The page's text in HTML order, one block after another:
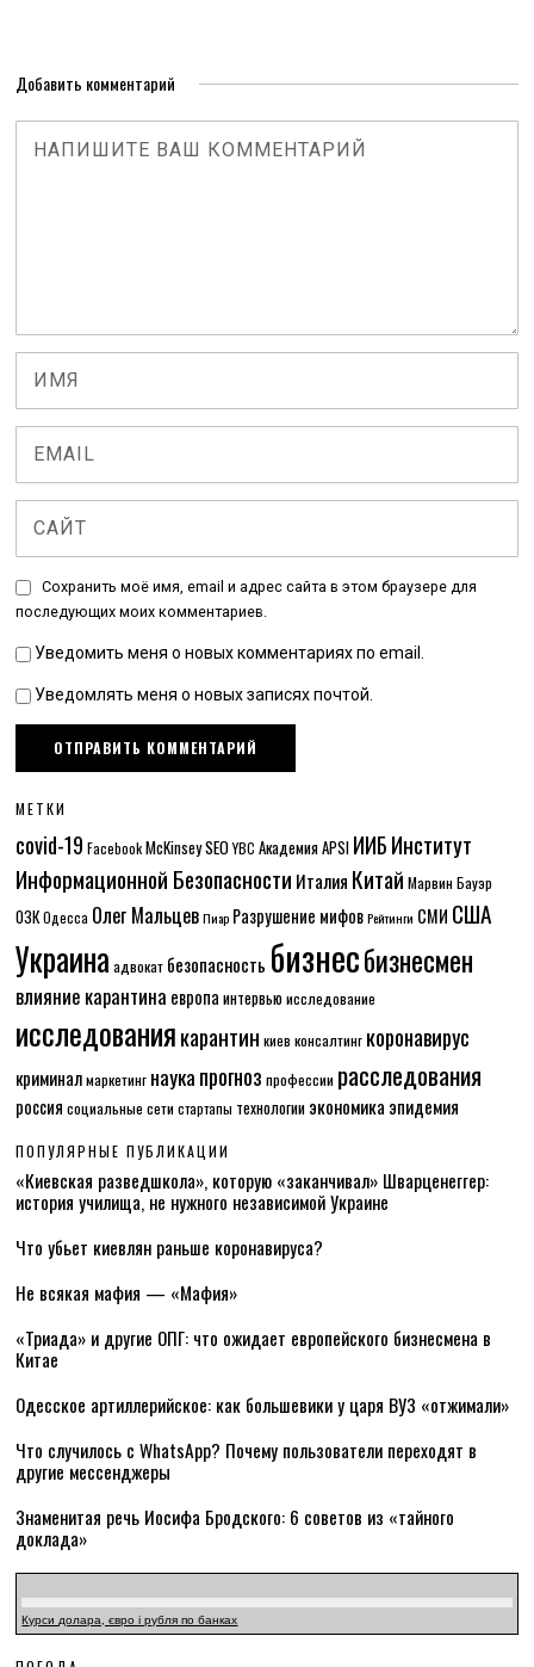
Добавить комментарий
Сохранить моё имя, email и адрес сайта в этом браузере для
последующих моих комментариев.
Уведомить меня о новых комментариях по email.
Уведомлять меня о новых записях почтой.
МЕТКИ
covid-19 Facebook McKinseySEO YBC Академия APSI ИИБИнститут
Информационной Безопасности Италия Китай Марвин Бауэр
ОЗК Одесса Олег Мальцев Пиар Разрушение мифов Рейтинги СМИ США
Украина адвокат безопасность бизнесбизнесмен
влияние карантина европа интервьюисследование
исследованиякарантин киев консалтинг коронавирус
криминалмаркетинг наукапрогноз профессии расследования
россия социальные сети стартапы технологии экономика эпидемия
ПОПУЛЯРНЫЕ ПУБЛИКАЦИИ
«Киевская разведшкола», которую «заканчивал» Шварценеггер:
история училища, не нужного независимой Украине
Что убьет киевлян раньше коронавируса?
Не всякая мафия — «Мафия»
«Триада» и другие ОПГ: что ожидает европейского бизнесмена в
Китае
Одесское артиллерийское: как большевики у царя ВУЗ «отжимали»
Что случилось с WhatsApp? Почему пользователи переходят в
другие мессенджеры
Знаменитая речь Иосифа Бродского: 6 советов из «тайного
доклада»
Курси долара, євро і рубля по банках